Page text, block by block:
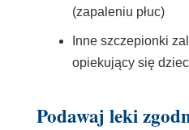
(zapaleniu płuc)
Inne szczepionki
opiekujący się
Podawaj leki